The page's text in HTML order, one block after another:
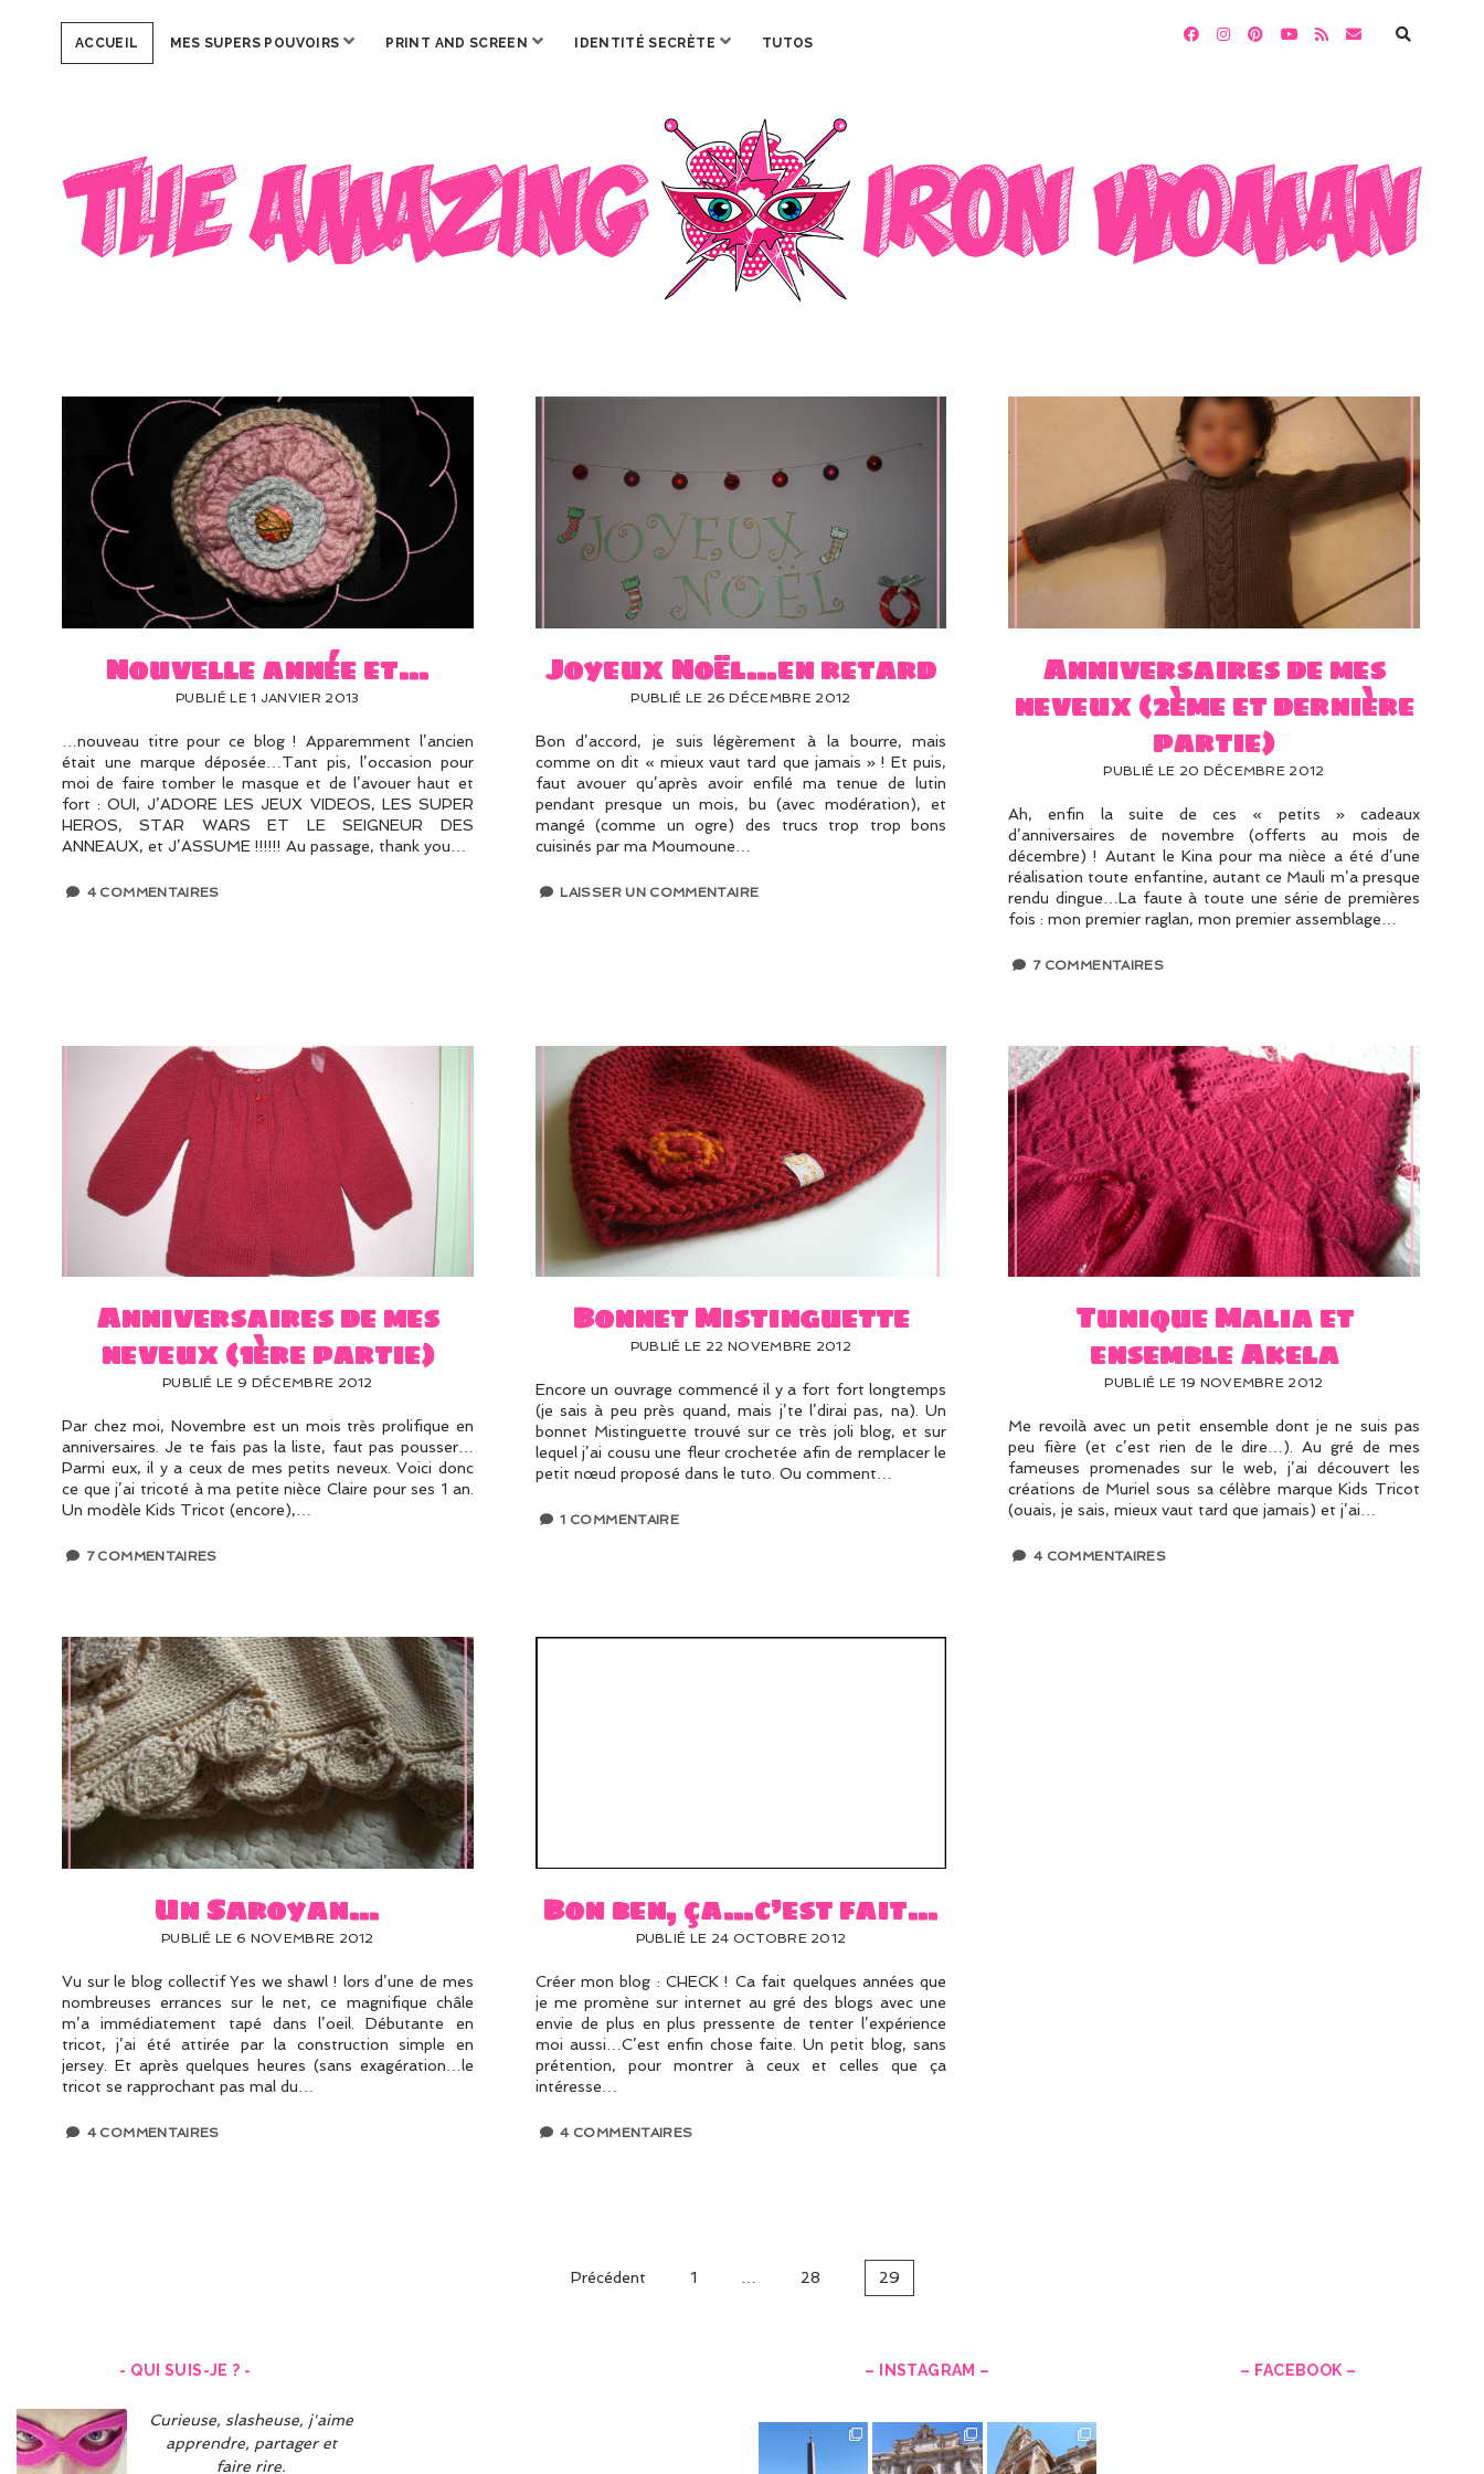
ACCUEIL MES SUPERS POUVOIRS ouvrirPRINT AND SCREEN ouvrir IDENTITÉ SECRÈTE ouvrir
TUTOS
facebookinstagram
pinterestyoutube
rss email
The
Amazing
Woman
Amazing
Iron
Woman
Articles
Nouvelle année et…
PUBLIÉ LE 1 JANVIER 2013
…nouveau titre pour ce blog ! Apparemment l’ancien
était une marque déposée…Tant pis, l’occasion pour
moi de faire tomber le masque et de l’avouer haut et
fort : OUI, J’ADORE LES JEUX VIDEOS, LES SUPER
HEROS, STAR WARS ET LE SEIGNEUR DES
ANNEAUX, et J’ASSUME !!!!!! Au passage, thank you…
4 COMMENTAIRES
Joyeux Noël…en retard
PUBLIÉ LE 26 DÉCEMBRE 2012
Bon d’accord, je suis légèrement à la bourre, mais
comme on dit « mieux vaut tard que jamais » ! Et puis,
faut avouer qu’après avoir enfilé ma tenue de lutin
pendant presque un mois, bu (avec modération), et
mangé (comme un ogre) des trucs trop trop bons
cuisinés par ma Moumoune…
LAISSER UN COMMENTAIRE
Anniversaires de mes
neveux (2ème et dernière
partie)
PUBLIÉ LE 20 DÉCEMBRE 2012
Ah, enfin la suite de ces « petits » cadeaux
d’anniversaires de novembre (offerts au mois de
décembre) ! Autant le Kina pour ma nièce a été d’une
réalisation toute enfantine, autant ce Mauli m’a presque
rendu dingue…La faute à toute une série de premières
fois : mon premier raglan, mon premier assemblage…
7 COMMENTAIRES
Anniversaires de mes
neveux (1ère partie)
PUBLIÉ LE 9 DÉCEMBRE 2012
Par chez moi, Novembre est un mois très prolifique en
anniversaires. Je te fais pas la liste, faut pas pousser…
Parmi eux, il y a ceux de mes petits neveux. Voici donc
ce que j’ai tricoté à ma petite nièce Claire pour ses 1 an.
Un modèle Kids Tricot (encore),…
7 COMMENTAIRES
Bonnet Mistinguette
PUBLIÉ LE 22 NOVEMBRE 2012
Encore un ouvrage commencé il y a fort fort longtemps
(je sais à peu près quand, mais j’te l’dirai pas, na). Un
bonnet Mistinguette trouvé sur ce très joli blog, et sur
lequel j’ai cousu une fleur crochetée afin de remplacer le
petit nœud proposé dans le tuto. Ou comment…
1 COMMENTAIRE
Tunique Malia et
ensemble Akela
PUBLIÉ LE 19 NOVEMBRE 2012
Me revoilà avec un petit ensemble dont je ne suis pas
peu fière (et c’est rien de le dire…). Au gré de mes
fameuses promenades sur le web, j’ai découvert les
créations de Muriel sous sa célèbre marque Kids Tricot
(ouais, je sais, mieux vaut tard que jamais) et j’ai…
4 COMMENTAIRES
Un Saroyan…
PUBLIÉ LE 6 NOVEMBRE 2012
Vu sur le blog collectif Yes we shawl ! lors d’une de mes
nombreuses errances sur le net, ce magnifique châle
m’a immédiatement tapé dans l’oeil. Débutante en
tricot, j’ai été attirée par la construction simple en
jersey. Et après quelques heures (sans exagération…le
tricot se rapprochant pas mal du…
4 COMMENTAIRES
Bon ben, ça…c’est fait…
PUBLIÉ LE 24 OCTOBRE 2012
Créer mon blog : CHECK ! Ca fait quelques années que
je me promène sur internet au gré des blogs avec une
envie de plus en plus pressente de tenter l’expérience
moi aussi…C’est enfin chose faite. Un petit blog, sans
prétention, pour montrer à ceux et celles que ça
intéresse…
4 COMMENTAIRES
Précédent 1 28 29
- QUI SUIS-JE ? -
Curieuse, slasheuse, j'aime
apprendre, partager et
faire rire.
– INSTAGRAM – – FACEBOOK –